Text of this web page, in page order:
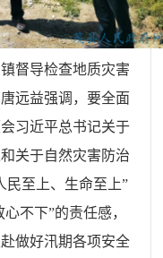
督导检查地质灾害
远益强调，要全面
习近平总书记关于
关于自然灾害防治
民至上、生命至上”
不下”的责任感，
做好汛期各项安全